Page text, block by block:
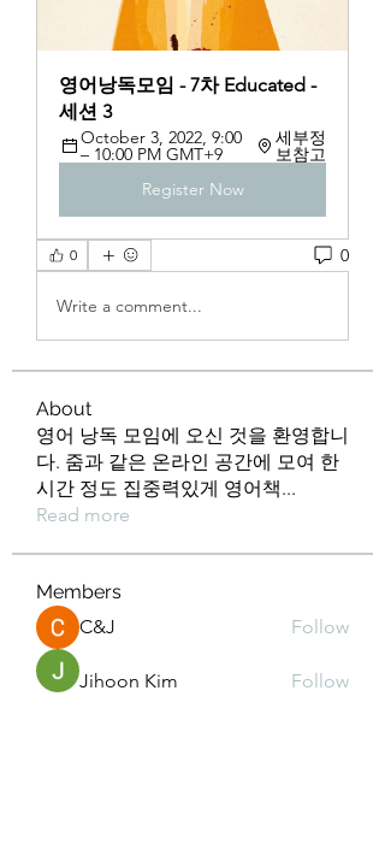
영어낭독모임 - 7차 Educated -
세션 3
October 3, 2022, 9:00
– 10:00 PM GMT+9
세부정
보참고
Register Now
0 0
Write a comment...
About
영어 낭독 모임에 오신 것을 환영합니
다. 줌과 같은 온라인 공간에 모여 한
시간 정도 집중력있게 영어책...
Read more
Members
C&J
Follow
Jihoon Kim Follow